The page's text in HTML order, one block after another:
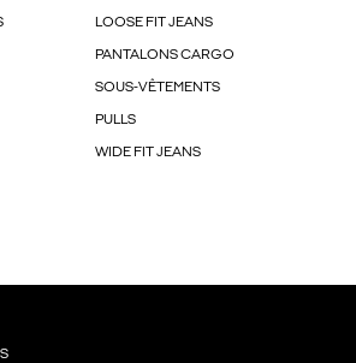
LOOSE FIT JEANS
PANTALONS CARGO
SOUS-VÊTEMENTS
PULLS
WIDE FIT JEANS